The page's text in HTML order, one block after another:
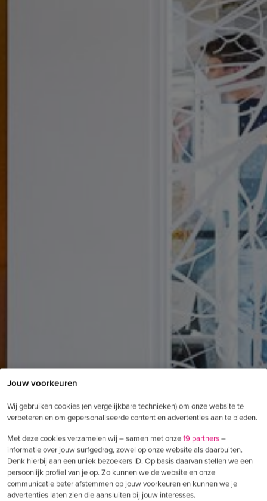
Jouw voorkeuren
Wij gebruiken cookies (en vergelijkbare technieken) om onze website te
verbeteren en om gepersonaliseerde content en advertenties aan te bieden.
Met deze cookies verzamelen wij – samen met onze19 partners–
informatie over jouw surfgedrag, zowel op onze website als daarbuiten.
Denk hierbij aan een uniek bezoekers ID. Op basis daarvan stellen we een
persoonlijk profiel van je op. Zo kunnen we de website en onze
communicatie beter afstemmen op jouw voorkeuren en kunnen we je
advertenties laten zien die aansluiten bij jouw interesses.